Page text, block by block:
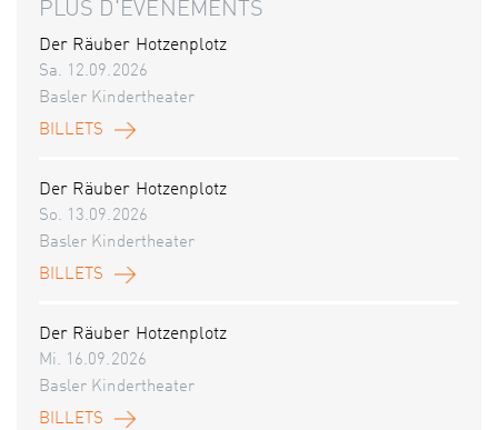
PLUS D'ÉVÉNEMENTS
Der Räuber Hotzenplotz
Sa. 12.09.2026
Basler Kindertheater
BILLETS
Der Räuber Hotzenplotz
So. 13.09.2026
Basler Kindertheater
BILLETS
Der Räuber Hotzenplotz
Mi. 16.09.2026
Basler Kindertheater
BILLETS